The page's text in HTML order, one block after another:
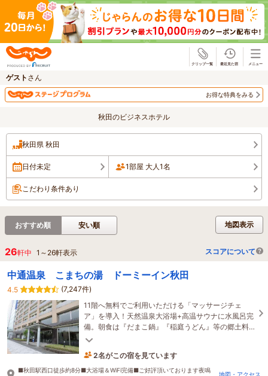
ゲスト さん
お得な特典をみる
秋田のビジネスホテル
秋田県 秋田
日付未定 1部屋 大人1名
こだわり条件あり
地図表示
おすすめ順 安い順
26軒中 1 ～ 26軒表示 スコアについて
中通温泉 こまちの湯 ドーミーイン秋田
4.5
(7,247件)
11階へ無料でご利用いただける「マッサージチェ
ア」を導入！天然温泉大浴場+高温サウナに水風呂完
備。朝食は『だまこ鍋』『稲庭うどん』等の郷土料
理も召し上がれます。ご予約お待ちしています！
2名がこの宿を見ています
31分前に予約されました
■秋田駅西口徒歩約8分■大浴場＆WiFi完備■ご好評頂いております夜鳴
地図・アクセス